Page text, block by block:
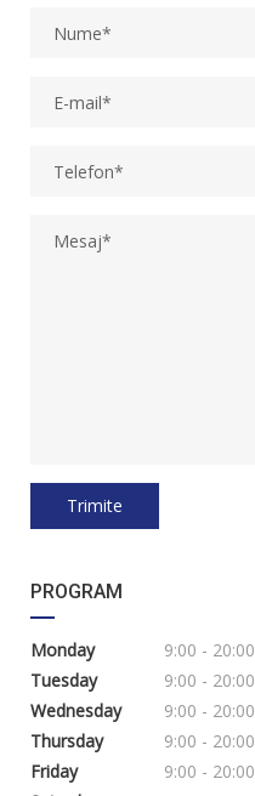
PROGRAM
Monday
9:00 - 20:00
Tuesday
9:00 - 20:00
Wednesday
9:00 - 20:00
Thursday
9:00 - 20:00
Friday
9:00 - 20:00